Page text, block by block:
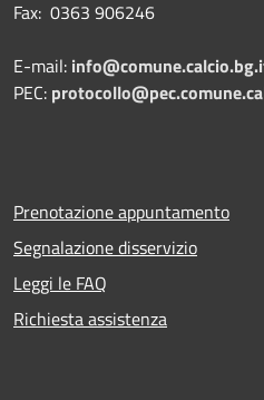
Fax: 0363 906246
E-mail:
PEC:
Prenotazione appuntamento
Segnalazione disservizio
Leggi le FAQ
Richiesta assistenza